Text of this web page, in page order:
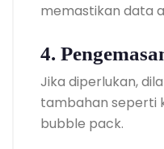
memastikan data
4.
Jika diperlukan,
tambahan seperti
bubble pack.